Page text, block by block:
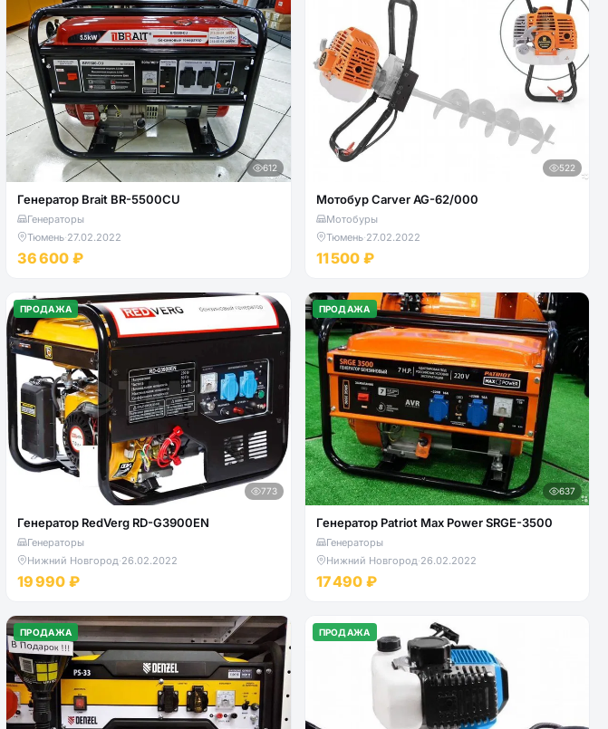
612
Генератор Brait BR-5500CU
Генераторы
Тюмень·27.02.2022
36 600 ₽
522
Мотобур Carver AG-62/000
Мотобуры
Тюмень·27.02.2022
11 500 ₽
ПРОДАЖА
773
Генератор RedVerg RD-G3900EN
Генераторы
Нижний Новгород·26.02.2022
19 990 ₽
ПРОДАЖА
637
Генератор Patriot Max Power SRGE-3500
Генераторы
Нижний Новгород·26.02.2022
17 490 ₽
ПРОДАЖА ПРОДАЖА